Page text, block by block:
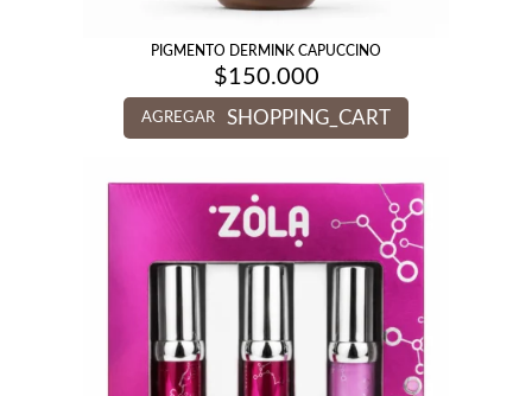
PIGMENTO DERMINK CAPUCCINO
$150.000
AGREGAR SHOPPING_CART